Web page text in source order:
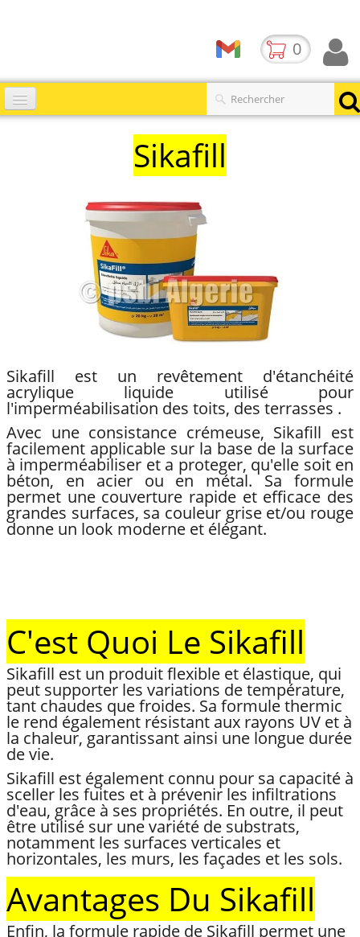
0
Sikafill
Sikafill est un revêtement d'étanchéité
acrylique liquide utilisé pour
l'imperméabilisation des toits, des terrasses .
Avec une consistance crémeuse, Sikafill est
facilement applicable sur la base de la surface
à imperméabiliser et a proteger, qu'elle soit en
béton, en acier ou en métal. Sa formule
permet une couverture rapide et efficace des
grandes surfaces, sa couleur grise et/ou rouge
donne un look moderne et élégant.
C'est Quoi Le Sikafill
Sikafill est un produit flexible et élastique, qui
peut supporter les variations de température,
tant chaudes que froides. Sa formule thermic
le rend également résistant aux rayons UV et à
la chaleur, garantissant ainsi une longue durée
de vie.
Sikafill est également connu pour sa capacité à
sceller les fuites et à prévenir les infiltrations
d'eau, grâce à ses propriétés. En outre, il peut
être utilisé sur une variété de substrats,
notamment les surfaces verticales et
horizontales, les murs, les façades et les sols.
Avantages Du Sikafill
Enfin, la formule rapide de Sikafill permet une